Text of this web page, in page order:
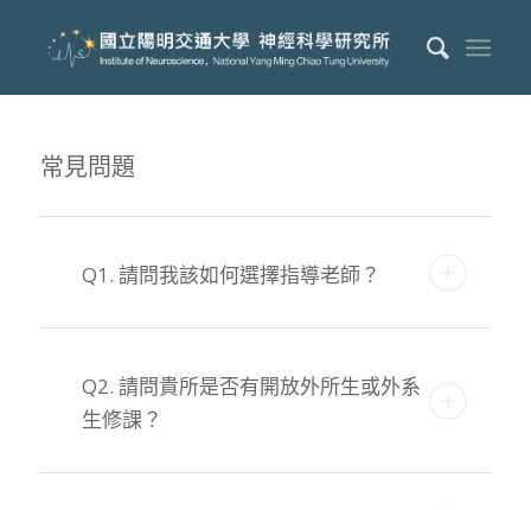
常見問題
Q1. 請問我該如何選擇指導老師？
Q2. 請問貴所是否有開放外所生或外系
生修課？